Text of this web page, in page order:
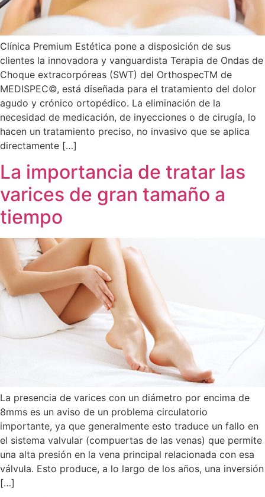
Clínica Premium Estética pone a disposición de sus
clientes la innovadora y vanguardista Terapia de Ondas de
Choque extracorpóreas (SWT) del OrthospecTM de
MEDISPEC©, está diseñada para el tratamiento del dolor
agudo y crónico ortopédico. La eliminación de la
necesidad de medicación, de inyecciones o de cirugía, lo
hacen un tratamiento preciso, no invasivo que se aplica
directamente […]
La importancia de tratar las
varices de gran tamaño a
tiempo
La presencia de varices con un diámetro por encima de
8mms es un aviso de un problema circulatorio
importante, ya que generalmente esto traduce un fallo en
el sistema valvular (compuertas de las venas) que permite
una alta presión en la vena principal relacionada con esa
válvula. Esto produce, a lo largo de los años, una inversión
[…]